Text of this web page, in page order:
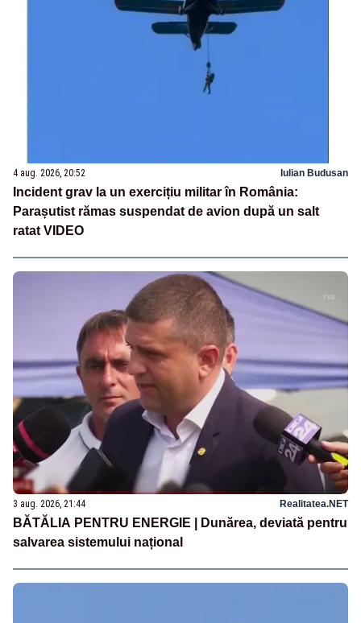
4 aug. 2026, 20:52 Iulian Budusan
Incident grav la un exercițiu militar în România:
Parașutist rămas suspendat de avion după un salt
ratat VIDEO
3 aug. 2026, 21:44 Realitatea.NET
BĂTĂLIA PENTRU ENERGIE | Dunărea, deviată pentru
salvarea sistemului național